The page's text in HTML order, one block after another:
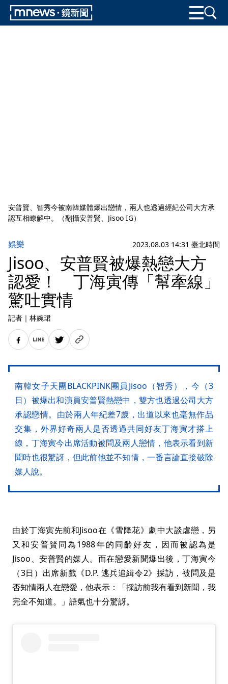
安普賢、智秀今被南韓媒體爆出戀情，兩人也透過經紀公司大方承
認互相瞭解中。（翻攝安普賢、Jisoo IG）
娛樂 2023.08.03 14:31 臺北時間
Jisoo、安普賢被爆熱戀大方
認愛！ 丁海寅傳「幫牽線」
驚吐實情
記者 ｜ 林婉珺
南韓女子天團BLACKPINK團員Jisoo（智秀），今（3
日）被爆出和演員安普賢熱戀中，雙方也透過公司大方
承認戀情。由於兩人年紀差7歲，出道以來也毫無作品
交集，外界好奇兩人是否透過共同好友丁海寅才搭上
線，丁海寅今出席活動被問及兩人戀情，他表示看到新
聞時也很驚訝，但此前他並不知情，一番言論直接破除
媒人說。
由於丁海寅先前和Jisoo在《雪降花》劇中大談虐戀，另
又和安普賢同為1988年的同齡好友，因而被認為是
Jisoo、安普賢的媒人。而在戀愛新聞爆出後，丁海寅今
（3日）出席新戲《D.P. 逃兵追緝令2》採訪，被問及是
否知情兩人在戀愛，他表示：「採訪前我有看到新聞，我
完全不知道。」語氣也十分驚訝。